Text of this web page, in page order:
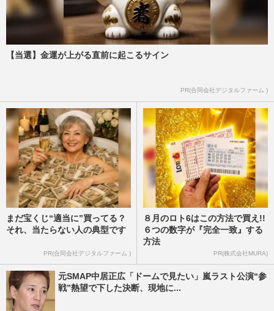
【当選】金運が上がる直前に起こるサイン
PR(合同会社デジタルファーム )
まだ宝くじ“適当に”買ってる？
それ、当たらない人の典型です
PR(合同会社デジタルファーム )
８月のロト6はこの方法で買え!!
６つの数字が『完全一致』する
方法
PR(株式会社MURA)
元SMAP中居正広「ドームで見たい」嵐ラスト公演“参
戦”熱望で下した決断、現地に...